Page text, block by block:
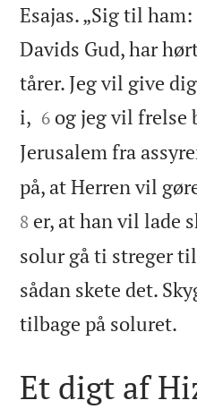
Esajas. „Sig til
Davids Gud, har
tårer. Jeg vil give
i, 

6 og jeg vil frelse
Jerusalem fra
på, at Herren vil
8 er, at han vil lade
solur gå ti streger
sådan skete det.
tilbage på soluret.
Et digt af